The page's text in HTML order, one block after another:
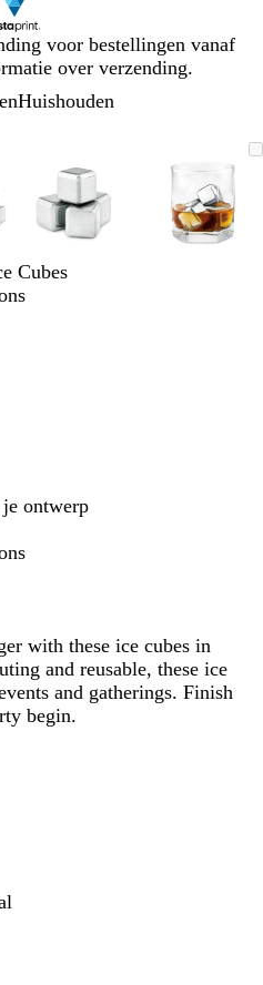
voor bestellingen vanaf
over verzending.
Huishouden
afbeelding
tot
minimum
om
uit
te
vouwen
plus-
en
mintoetsen
om
tot
om
uit
te
vouwen
plus-
en
om
Cubes
ontwerp
with these ice cubes in
and reusable, these ice
and gatherings. Finish
begin.